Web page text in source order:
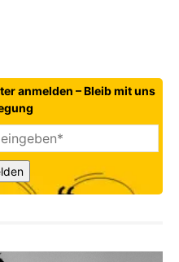
anmelden – Bleib mit uns